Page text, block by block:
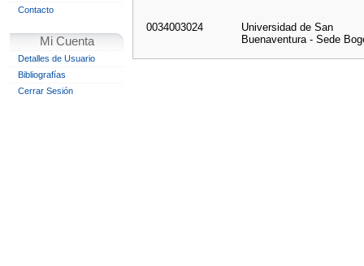
Contacto
Mi Cuenta
Detalles de Usuario
Bibliografías
Cerrar Sesión
0034003024
Universidad de San
Buenaventura - Sede